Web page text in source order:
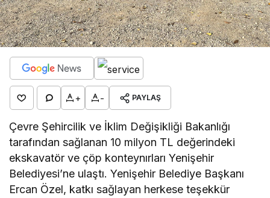
+ - PAYLAŞ
Çevre Şehircilik ve İklim Değişikliği Bakanlığı
tarafından sağlanan 10 milyon TL değerindeki
ekskavatör ve çöp konteynırları Yenişehir
Belediyesi’ne ulaştı. Yenişehir Belediye Başkanı
Ercan Özel, katkı sağlayan herkese teşekkür